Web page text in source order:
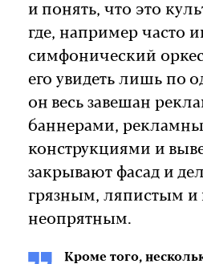
и понять, что это
где, например часто
симфонический
его увидеть лишь по
он весь завешан
баннерами,
конструкциями и
закрывают фасад и
грязным, ляпистым и
неопрятным.
Кроме того,